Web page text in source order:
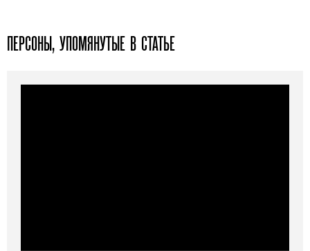
ПЕРСОНЫ, УПОМЯНУТЫЕ В СТАТЬЕ